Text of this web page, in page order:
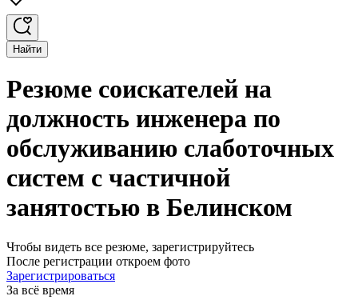
Найти
Резюме соискателей на
должность инженера по
обслуживанию слаботочных
систем с частичной
занятостью в Белинском
Чтобы видеть все резюме, зарегистрируйтесь
После регистрации откроем фото
Зарегистрироваться
За всё время